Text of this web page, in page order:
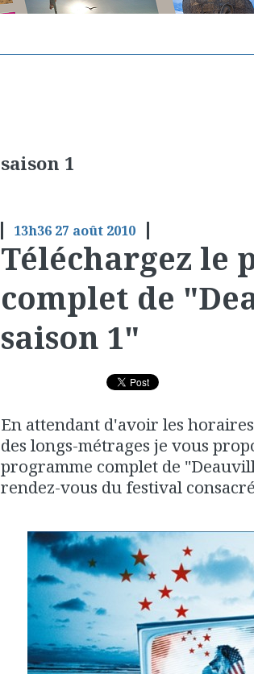
saison 1
13h36 27 août 2010
Téléchargez le
complet de
saison 1"
En attendant d'avoir les
des longs-métrages je vous
programme complet de
rendez-vous du festival